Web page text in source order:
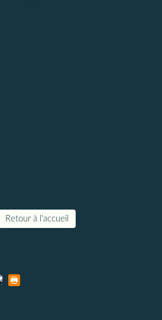
Retour à l'accueil